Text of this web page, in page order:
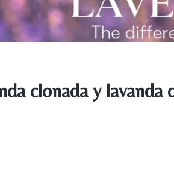
clonada y lavanda